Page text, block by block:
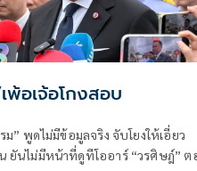
เพ้อเจ้อโกงสอบ
” พูดไม่มีข้อมูลจริง จับโยงให้เอี่ยว
ยันไม่มีหน้าที่ดูทีโออาร์ “วรศิษฎ์” ต